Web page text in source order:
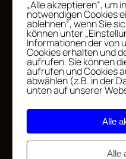
diesem Browser
Kommentar
WEITERE
„Alle akzeptieren“, um
notwendigen Cookies
ablehnen“, wenn Sie
können unter
Informationen der von
Cookies erhalten und
aufrufen. Sie können
aufrufen und Cookies
abwählen (z.B. in der
unten auf unserer
Alle
Alle